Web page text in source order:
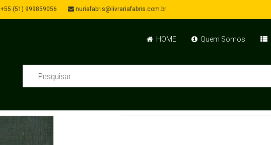
+55 (51) 999859056 nuriafabris@livrariafabris.com.br
HOME Quem Somos